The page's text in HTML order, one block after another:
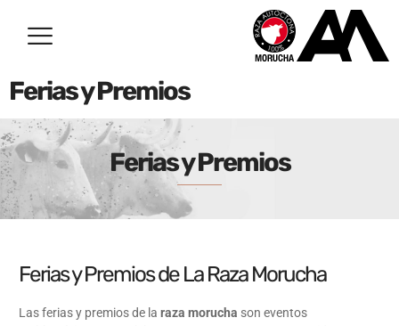
Ferias y Premios
Ferias y Premios
Ferias y Premios de La Raza Morucha
Las ferias y premios de la raza morucha son eventos